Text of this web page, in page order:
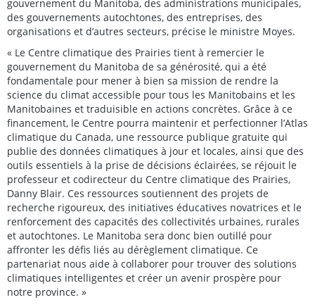
gouvernement du Manitoba, des administrations municipales,
des gouvernements autochtones, des entreprises, des
organisations et d’autres secteurs, précise le ministre Moyes.
« Le Centre climatique des Prairies tient à remercier le
gouvernement du Manitoba de sa générosité, qui a été
fondamentale pour mener à bien sa mission de rendre la
science du climat accessible pour tous les Manitobains et les
Manitobaines et traduisible en actions concrètes. Grâce à ce
financement, le Centre pourra maintenir et perfectionner l’Atlas
climatique du Canada, une ressource publique gratuite qui
publie des données climatiques à jour et locales, ainsi que des
outils essentiels à la prise de décisions éclairées, se réjouit le
professeur et codirecteur du Centre climatique des Prairies,
Danny Blair. Ces ressources soutiennent des projets de
recherche rigoureux, des initiatives éducatives novatrices et le
renforcement des capacités des collectivités urbaines, rurales
et autochtones. Le Manitoba sera donc bien outillé pour
affronter les défis liés au dérèglement climatique. Ce
partenariat nous aide à collaborer pour trouver des solutions
climatiques intelligentes et créer un avenir prospère pour
notre province. »